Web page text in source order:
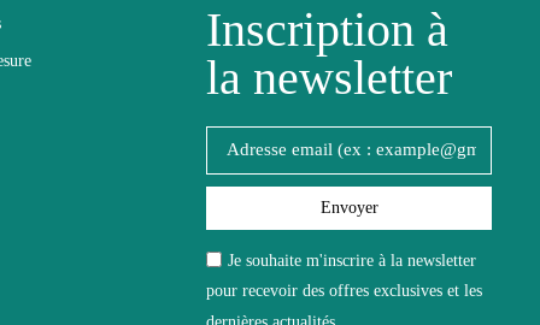
Inscription à
la newsletter
Envoyer
Je souhaite m'inscrire à la newsletter
pour recevoir des offres exclusives et les
dernières actualités.